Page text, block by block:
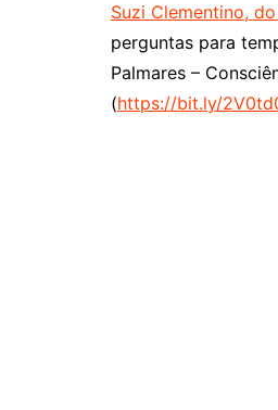
Suzi Clementino,
perguntas para
Palmares –
(https://bit.ly/